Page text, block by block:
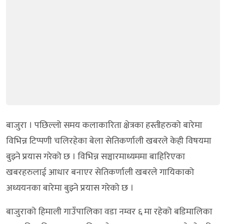
बाजुरा । पछिल्लो समय कलाकारिता क्षेत्रका हस्तीहरुको बारेमा
विभिन्न टिप्पणी चलिरहेका बेला सेतिकर्णाली खबरले केही विषयमा
बुझ्ने प्रयास गरेको छ । विभिन्न सञ्चारमाध्यममा बाहिरिएका
खबरहरुलाई आधार बनाएर सेतिकर्णाली खबरले गायिकाको
अध्ययनका बारेमा बुझ्ने प्रयास गरेको छ ।
बाजुराको हिमाली गाउँपालिका वडा नम्वर ६ मा रहेको बडिमालिका